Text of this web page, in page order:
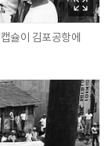
슐이 김포공항에